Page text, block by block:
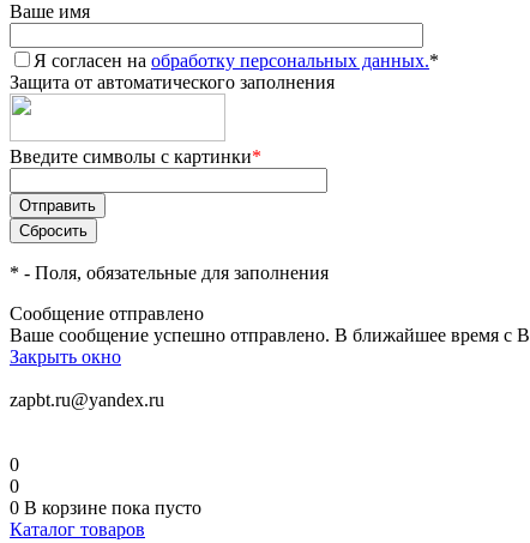
Ваше имя
Я согласен на обработку персональных данных.*
Защита от автоматического заполнения
Введите символы с картинки*
* - Поля, обязательные для заполнения
Сообщение отправлено
Ваше сообщение успешно отправлено. В ближайшее время с
Закрыть окно
zapbt.ru@yandex.ru
0
0
0 В корзине пока пусто
Каталог товаров